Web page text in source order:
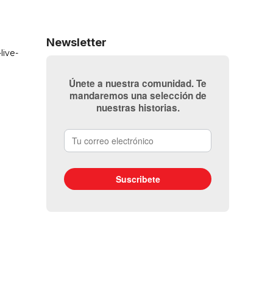
Newsletter
Únete a nuestra comunidad. Te
mandaremos una selección de
nuestras historias.